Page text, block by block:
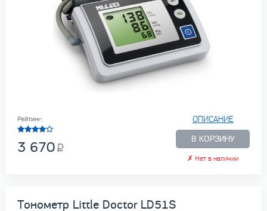
ОПИСАНИЕ
В КОРЗИНУ
✗ Нет в наличии
Рейтинг:
3 670
Тонометр Little Doctor LD51S